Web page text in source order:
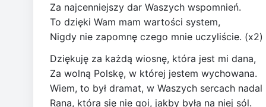
Za najcenniejszy dar Waszych wspomnień.
To dzięki Wam mam wartości system,
Nigdy nie zapomnę czego mnie uczyliście. (x2)
Dziękuję za każdą wiosnę, która jest mi dana,
Za wolną Polskę, w której jestem wychowana.
Wiem, to był dramat, w Waszych sercach nadal
Rana, która się nie goi, jakby była na niej sól.